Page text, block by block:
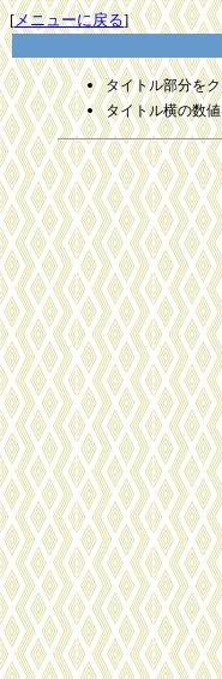
[メニューに戻る]
タイトル部分を
タイトル横の数